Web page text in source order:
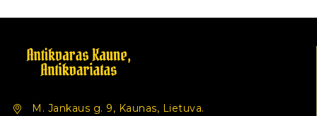
M. Jankaus g. 9, Kaunas, Lietuva.